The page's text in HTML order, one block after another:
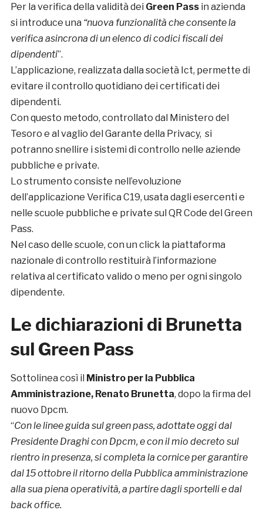
Per la verifica della validità dei Green Passin azienda
si introduce una “nuova funzionalità che consente la
verifica asincrona di un elenco di codici fiscali dei
dipendenti”.
L’applicazione, realizzata dalla società Ict, permette di
evitare il controllo quotidiano dei certificati dei
dipendenti.
Con questo metodo, controllato dal Ministero del
Tesoro e al vaglio del Garante della Privacy, si
potranno snellire i sistemi di controllo nelle aziende
pubbliche e private.
Lo strumento consiste nell’evoluzione
dell’applicazione Verifica C19, usata dagli esercenti e
nelle scuole pubbliche e private sul QR Code del Green
Pass.
Nel caso delle scuole, con un click la piattaforma
nazionale di controllo restituirà l’informazione
relativa al certificato valido o meno per ogni singolo
dipendente.
Le dichiarazioni di Brunetta
sul Green Pass
Sottolinea così il Ministro per la Pubblica
Amministrazione, Renato Brunetta, dopo la firma del
nuovo Dpcm.
“Con le linee guida sul green pass, adottate oggi dal
Presidente Draghi con Dpcm, e con il mio decreto sul
rientro in presenza, si completa la cornice per garantire
dal 15 ottobre il ritorno della Pubblica amministrazione
alla sua piena operatività, a partire dagli sportelli e dal
back office.